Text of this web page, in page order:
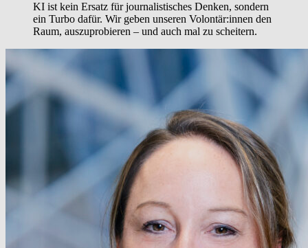
KI ist kein Ersatz für journalistisches Denken, sondern
ein Turbo dafür. Wir geben unseren Volontär:innen den
Raum, auszuprobieren – und auch mal zu scheitern.